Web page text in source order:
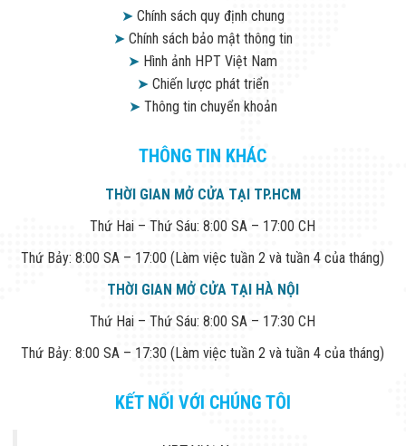
➤Chính sách quy định chung
➤Chính sách bảo mật thông tin
➤ Hình ảnh HPT Việt Nam
➤Chiến lược phát triển
➤Thông tin chuyển khoản
THÔNG TIN KHÁC
THỜI GIAN MỞ CỬA TẠI TP.HCM
Thứ Hai – Thứ Sáu: 8:00 SA – 17:00 CH
Thứ Bảy: 8:00 SA – 17:00 (Làm việc tuần 2 và tuần 4 của tháng)
THỜI GIAN MỞ CỬA TẠI HÀ NỘI
Thứ Hai – Thứ Sáu: 8:00 SA – 17:30 CH
Thứ Bảy: 8:00 SA – 17:30 (Làm việc tuần 2 và tuần 4 của tháng)
KẾT NỐI VỚI CHÚNG TÔI